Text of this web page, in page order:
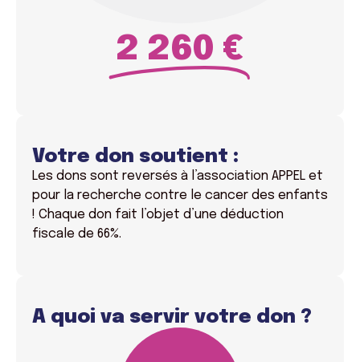
2 260 €
Votre don soutient :
Les dons sont reversés à l’association APPEL et
pour la recherche contre le cancer des enfants
! Chaque don fait l’objet d’une déduction
fiscale de 66%.
A quoi va servir votre don ?